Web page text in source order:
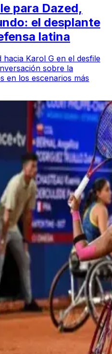
para Dazed,
el desplante
latina
hacia Karol G en el desfile
sobre la
en los escenarios más